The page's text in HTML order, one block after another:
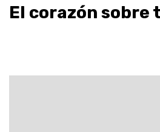
El corazón sobre